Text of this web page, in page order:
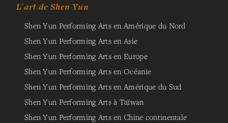
L'art de Shen Yun
Shen Yun Performing Arts en Amérique du Nord
Shen Yun Performing Arts en Asie
Shen Yun Performing Arts en Europe
Shen Yun Performing Arts en Océanie
Shen Yun Performing Arts en Amérique du Sud
Shen Yun Performing Arts à Taïwan
Shen Yun Performing Arts en Chine continentale